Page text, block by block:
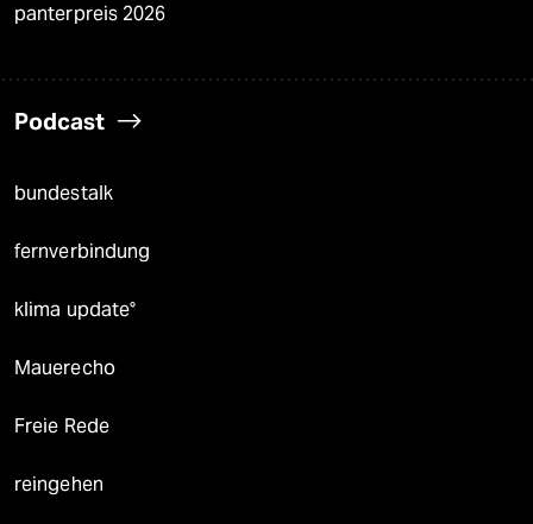
panterpreis 2026
Podcast
bundestalk
fernverbindung
klima update°
Mauerecho
Freie Rede
reingehen